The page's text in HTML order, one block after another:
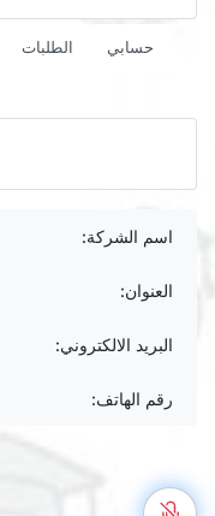
حسابي الطلبات
اسم الشركة:
العنوان:
البريد الالكتروني:
رقم الهاتف: